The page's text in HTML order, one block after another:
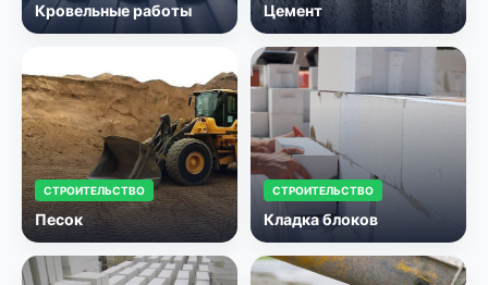
Кровельные работы Цемент
СТРОИТЕЛЬСТВО
Песок
СТРОИТЕЛЬСТВО
Кладка блоков